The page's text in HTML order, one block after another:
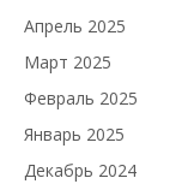
Апрель 2025
Март 2025
Февраль 2025
Январь 2025
Декабрь 2024